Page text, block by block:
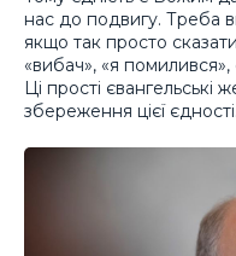
нас до подвигу. Треба
якщо так просто
«вибач», «я
Ці прості євангельські
збереження цієї єдності.